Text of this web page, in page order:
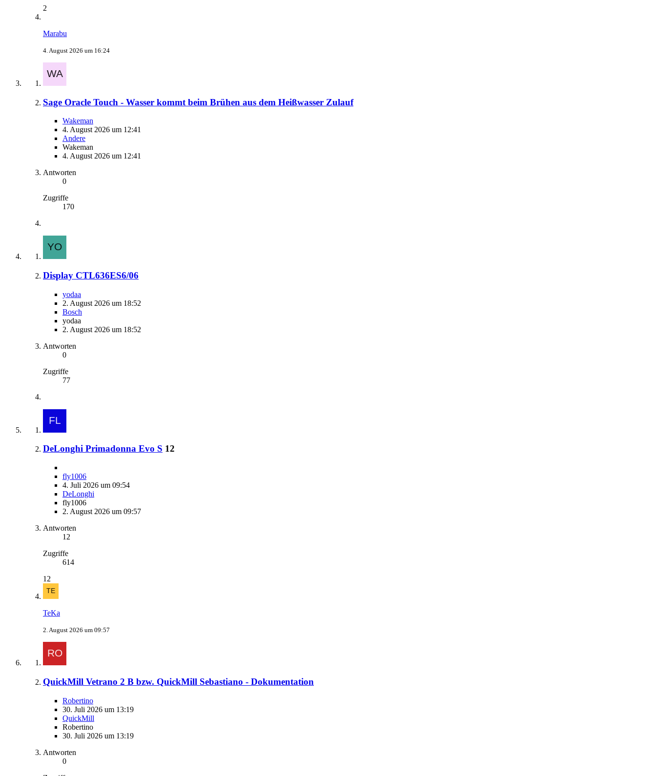
2
Marabu
4. August 2026 um 16:24
Sage Oracle Touch - Wasser kommt beim Brühen aus dem Heißwasser Zulauf
Wakeman
4. August 2026 um 12:41
Andere
Wakeman
4. August 2026 um 12:41
Antworten
0
Zugriffe
170
Display CTL636ES6/06
yodaa
2. August 2026 um 18:52
Bosch
yodaa
2. August 2026 um 18:52
Antworten
0
Zugriffe
77
DeLonghi Primadonna Evo S 12
fly1006
4. Juli 2026 um 09:54
DeLonghi
fly1006
2. August 2026 um 09:57
Antworten
12
Zugriffe
614
12
TeKa
2. August 2026 um 09:57
QuickMill Vetrano 2 B bzw. QuickMill Sebastiano - Dokumentation
Robertino
30. Juli 2026 um 13:19
QuickMill
Robertino
30. Juli 2026 um 13:19
Antworten
0